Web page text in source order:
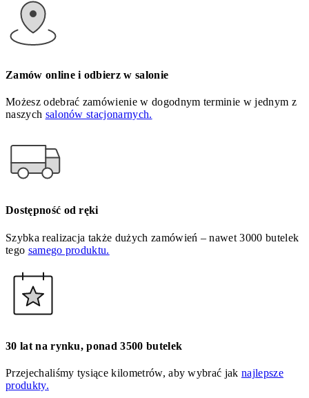
Zamów online i odbierz w salonie
Możesz odebrać zamówienie w dogodnym terminie w jednym z
naszych salonów stacjonarnych.
Dostępność od ręki
Szybka realizacja także dużych zamówień – nawet 3000 butelek
tego samego produktu.
30 lat na rynku, ponad 3500 butelek
Przejechaliśmy tysiące kilometrów, aby wybrać jaknajlepsze
produkty.